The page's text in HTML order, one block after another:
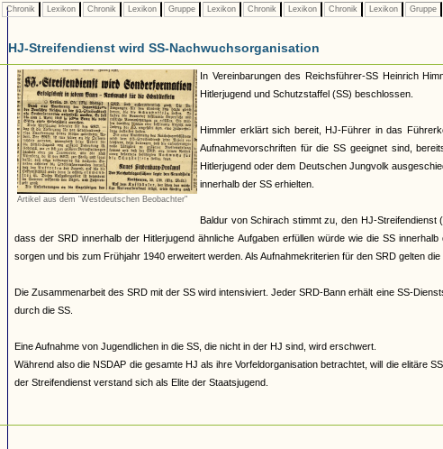
Chronik Lexikon Chronik Lexikon Gruppe Lexikon Chronik Lexikon Chronik Lexikon Gruppe
HJ-Streifendienst wird SS-Nachwuchsorganisation
Artikel aus dem "Westdeutschen Beobachter"
In Vereinbarungen des Reichsführer-SS Heinrich
Hitlerjugend und Schutzstaffel (SS) beschlossen.
Himmler erklärt sich bereit, HJ-Führer in das
Aufnahmevorschriften für die SS geeignet sind,
Hitlerjugend oder dem Deutschen Jungvolk
innerhalb der SS erhielten.
Baldur von Schirach stimmt zu, den HJ-Streifendienst
dass der SRD innerhalb der Hitlerjugend ähnliche Aufgaben erfüllen würde wie die SS
sorgen und bis zum Frühjahr 1940 erweitert werden. Als Aufnahmekriterien für den SRD gelten
Die Zusammenarbeit des SRD mit der SS wird intensiviert. Jeder SRD-Bann erhält eine SS-
durch die SS.
Eine Aufnahme von Jugendlichen in die SS, die nicht in der HJ sind, wird erschwert.
Während also die NSDAP die gesamte HJ als ihre Vorfeldorganisation betrachtet, will die elitäre
der Streifendienst verstand sich als Elite der Staatsjugend.